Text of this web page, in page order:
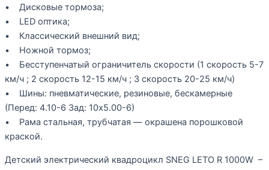
• Дисковые тормоза;
• LED оптика;
• Классический внешний вид;
• Ножной тормоз;
• Бесступенчатый ограничитель скорости (1 скорость 5-7
км/ч ; 2 скорость 12-15 км/ч ; 3 скорость 20-25 км/ч)
• Шины: пневматические, резиновые, бескамерные
(Перед: 4.10-6 Зад: 10х5.00-6)
• Рама стальная, трубчатая — окрашена порошковой
краской.
Детский электрический квадроцикл SNEG LETO R 1000W –